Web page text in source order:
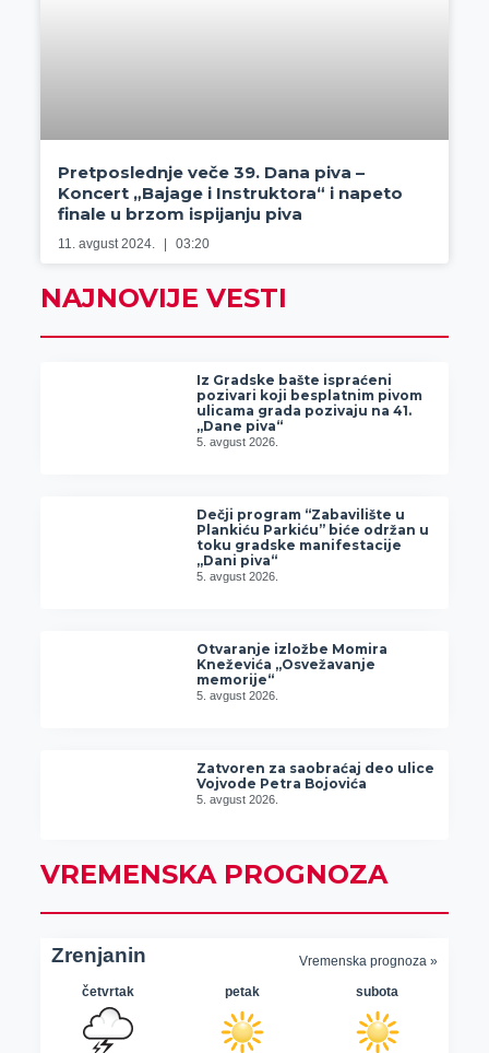
Pretposlednje veče 39. Dana piva –
Koncert „Bajage i Instruktora“ i napeto
finale u brzom ispijanju piva
11. avgust 2024. 03:20
NAJNOVIJE VESTI
Iz Gradske bašte ispraćeni
pozivari koji besplatnim pivom
ulicama grada pozivaju na 41.
„Dane piva“
5. avgust 2026.
Dečji program “Zabavilište u
Plankiću Parkiću” biće održan u
toku gradske manifestacije
„Dani piva“
5. avgust 2026.
Otvaranje izložbe Momira
Kneževića „Osvežavanje
memorije“
5. avgust 2026.
Zatvoren za saobraćaj deo ulice
Vojvode Petra Bojovića
5. avgust 2026.
VREMENSKA PROGNOZA